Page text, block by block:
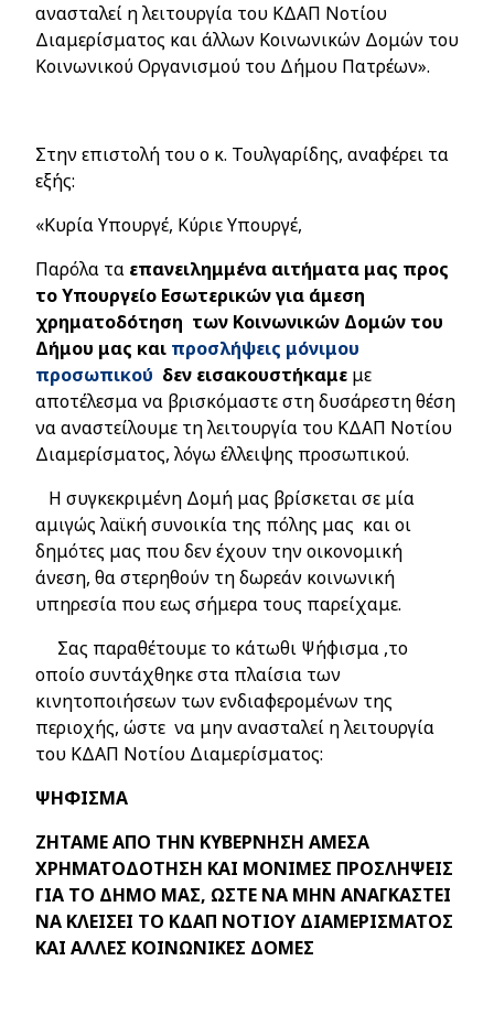
ανασταλεί η λειτουργία του ΚΔΑΠ Νοτίου
Διαμερίσματος και άλλων Κοινωνικών Δομών του
Κοινωνικού Οργανισμού του Δήμου Πατρέων».
Στην επιστολή του ο κ. Τουλγαρίδης, αναφέρει τα
εξής:
«Κυρία Υπουργέ, Κύριε Υπουργέ,
Παρόλα τα επανειλημμένα αιτήματα μας προς
το Υπουργείο Εσωτερικών για άμεση
χρηματοδότηση των Κοινωνικών Δομών του
Δήμου μας και προσλήψεις μόνιμου
προσωπικού δεν εισακουστήκαμε με
αποτέλεσμα να βρισκόμαστε στη δυσάρεστη θέση
να αναστείλουμε τη λειτουργία του ΚΔΑΠ Νοτίου
Διαμερίσματος, λόγω έλλειψης προσωπικού.
Η συγκεκριμένη Δομή μας βρίσκεται σε μία
αμιγώς λαϊκή συνοικία της πόλης μας και οι
δημότες μας που δεν έχουν την οικονομική
άνεση, θα στερηθούν τη δωρεάν κοινωνική
υπηρεσία που εως σήμερα τους παρείχαμε.
Σας παραθέτουμε το κάτωθι Ψήφισμα ,το
οποίο συντάχθηκε στα πλαίσια των
κινητοποιήσεων των ενδιαφερομένων της
περιοχής, ώστε να μην ανασταλεί η λειτουργία
του ΚΔΑΠ Νοτίου Διαμερίσματος:
ΨΗΦΙΣΜΑ
ΖΗΤΑΜΕ ΑΠΟ ΤΗΝ ΚΥΒΕΡΝΗΣΗ ΑΜΕΣΑ
ΧΡΗΜΑΤΟΔΟΤΗΣΗ ΚΑΙ ΜΟΝΙΜΕΣ ΠΡΟΣΛΗΨΕΙΣ
ΓΙΑ ΤΟ ΔΗΜΟ ΜΑΣ, ΩΣΤΕ ΝΑ ΜΗΝ ΑΝΑΓΚΑΣΤΕΙ
ΝΑ ΚΛΕΙΣΕΙ ΤΟ ΚΔΑΠ ΝΟΤΙΟΥ ΔΙΑΜΕΡΙΣΜΑΤΟΣ
ΚΑΙ ΑΛΛΕΣ ΚΟΙΝΩΝΙΚΕΣ ΔΟΜΕΣ